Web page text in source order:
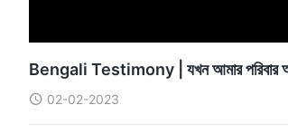
Bengali Testimony | যখন আমার পরিবার
02-02-2023